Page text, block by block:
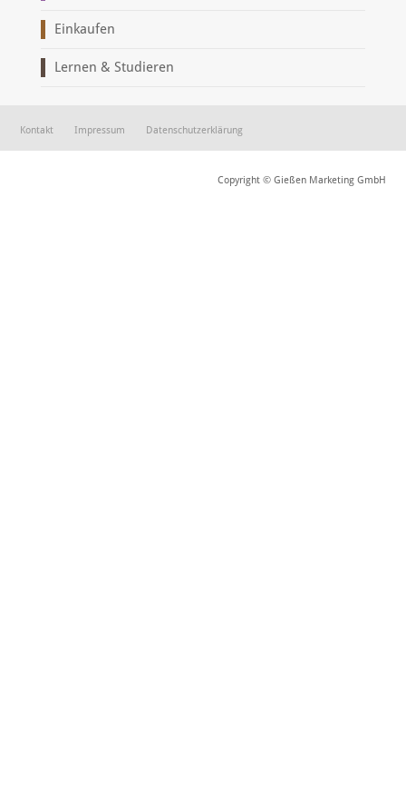
Einkaufen
Lernen & Studieren
Kontakt Impressum Datenschutzerklärung
Copyright © Gießen Marketing GmbH